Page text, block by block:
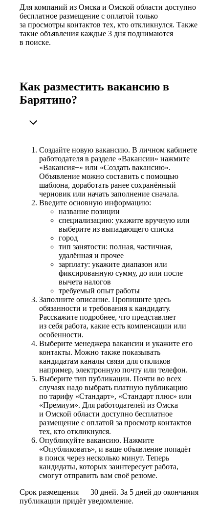
Для компаний из Омска и Омской области доступно
бесплатное размещение с оплатой только
за просмотры контактов тех, кто откликнулся. Также
такие объявления каждые 3 дня поднимаются
в поиске.
Как разместить вакансию в
Барятино?
Создайте новую вакансию. В личном кабинете
работодателя в разделе «Вакансии» нажмите
«Вакансия+» или «Создать вакансию».
Объявление можно составить с помощью
шаблона, доработать ранее сохранённый
черновик или начать заполнение сначала.
Введите основную информацию:
название позиции
специализацию: укажите вручную или
выберите из выпадающего списка
город
тип занятости: полная, частичная,
удалённая и прочее
зарплату: укажите диапазон или
фиксированную сумму, до или после
вычета налогов
требуемый опыт работы
Заполните описание. Пропишите здесь
обязанности и требования к кандидату.
Расскажите подробнее, что представляет
из себя работа, какие есть компенсации или
особенности.
Выберите менеджера вакансии и укажите его
контакты. Можно также показывать
кандидатам каналы связи для откликов —
например, электронную почту или телефон.
Выберите тип публикации. Почти во всех
случаях надо выбрать платную публикацию
по тарифу «Стандарт», «Стандарт плюс» или
«Премиум». Для работодателей из Омска
и Омской области доступно бесплатное
размещение с оплатой за просмотр контактов
тех, кто откликнулся.
Опубликуйте вакансию. Нажмите
«Опубликовать», и ваше объявление попадёт
в поиск через несколько минут. Теперь
кандидаты, которых заинтересует работа,
смогут отправить вам своё резюме.
Срок размещения — 30 дней. За 5 дней до окончания
публикации придёт уведомление.